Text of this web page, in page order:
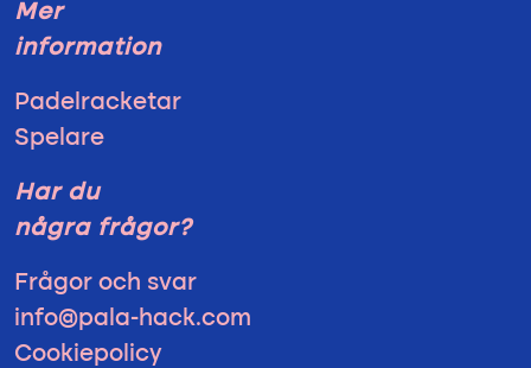
Mer
information
Padelracketar
Spelare
Har du
några frågor?
Frågor och svar
info@pala-hack.com
Cookiepolicy